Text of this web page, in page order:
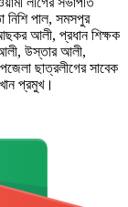
নিশি পাল, সমসপুর
আছকর আলী, প্রধান শিক্ষক
উস্তার আলী,
ছাত্রলীগের সাবেক
প্রমুখ।